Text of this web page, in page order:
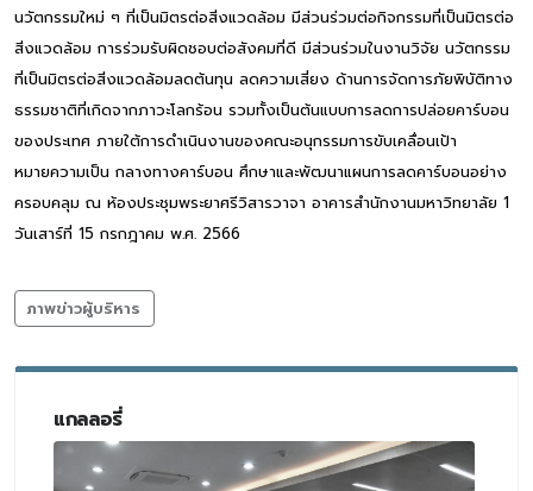
นวัตกรรมใหม่ ๆ ที่เป็นมิตรต่อสิ่งแวดล้อม มีส่วนร่วมต่อกิจกรรมที่เป็นมิตรต่อ
สิ่งแวดล้อม การร่วมรับผิดชอบต่อสังคมที่ดี มีส่วนร่วมในงานวิจัย นวัตกรรม
ที่เป็นมิตรต่อสิ่งแวดล้อมลดต้นทุน ลดความเสี่ยง ด้านการจัดการภัยพิบัติทาง
ธรรมชาติที่เกิดจากภาวะโลกร้อน รวมทั้งเป็นต้นแบบการลดการปล่อยคาร์บอน
ของประเทศ ภายใต้การดำเนินงานของคณะอนุกรรมการขับเคลื่อนเป้า
หมายความเป็น กลางทางคาร์บอน ศึกษาและพัฒนาแผนการลดคาร์บอนอย่าง
ครอบคลุม ณ ห้องประชุมพระยาศรีวิสารวาจา อาคารสำนักงานมหาวิทยาลัย 1
วันเสาร์ที่ 15 กรกฎาคม พ.ศ. 2566
ภาพข่าวผู้บริหาร
แกลลอรี่